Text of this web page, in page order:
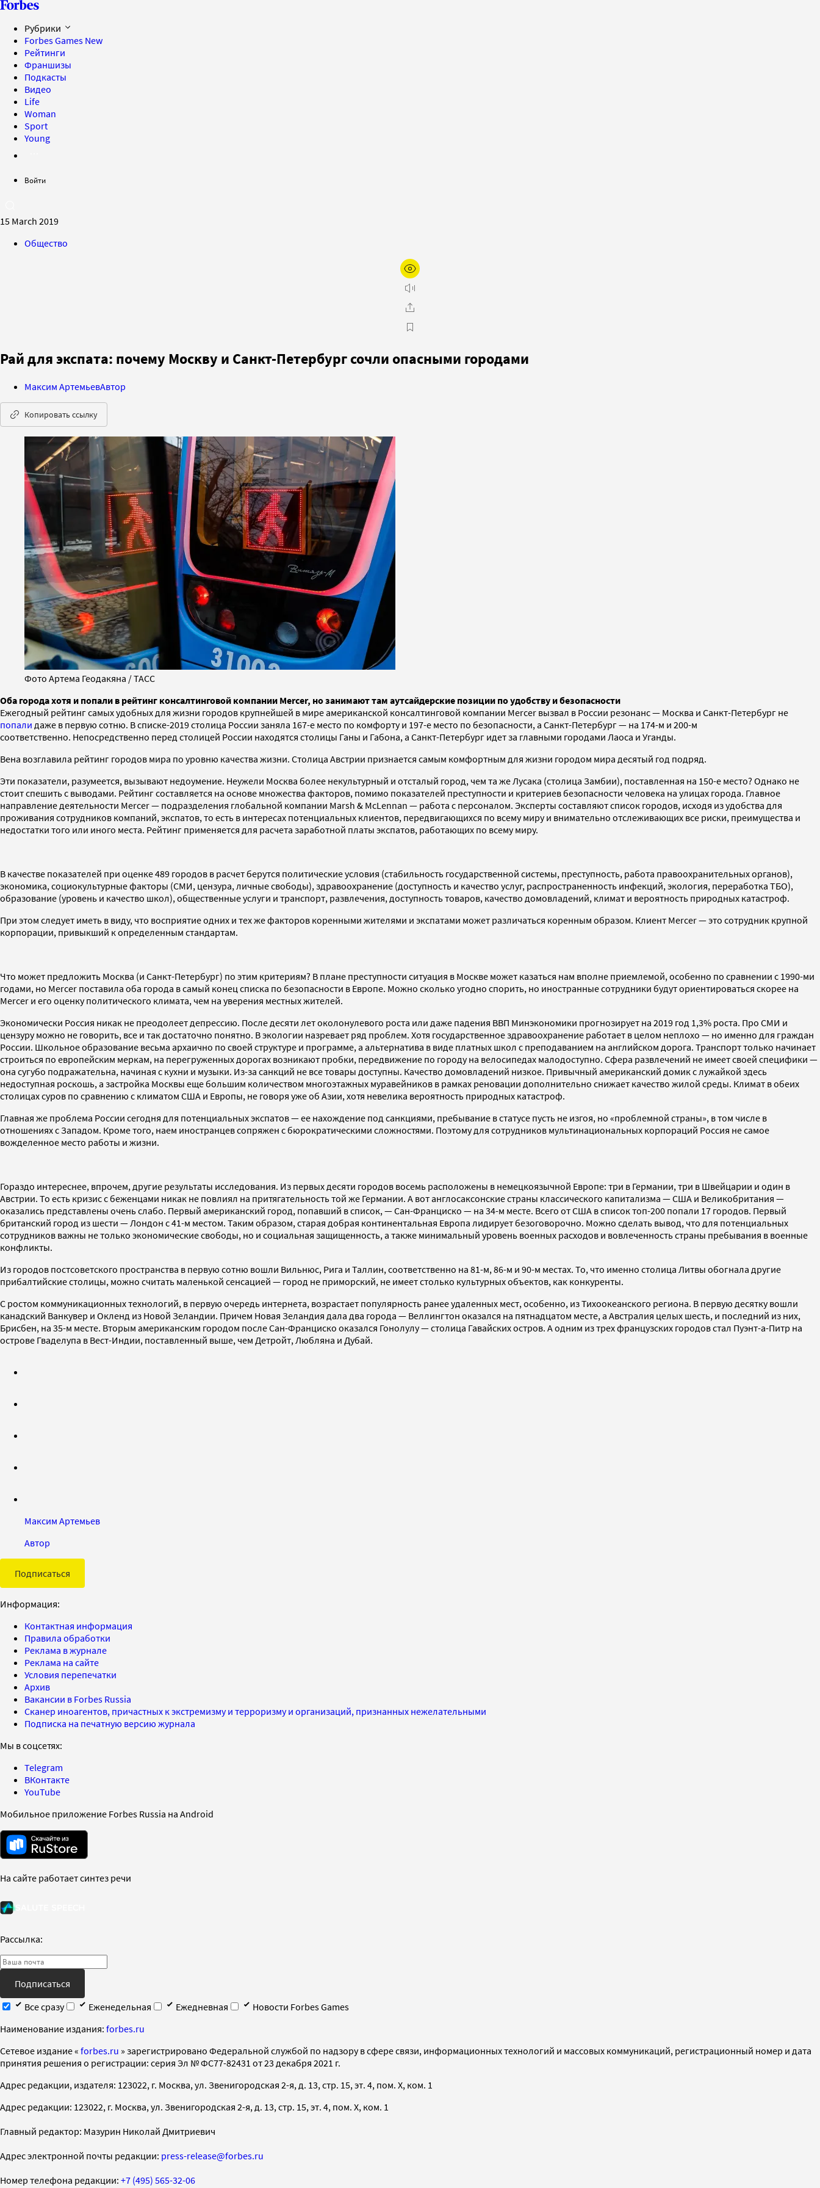
Рубрики
Forbes Games New
Рейтинги
Франшизы
Подкасты
Видео
Life
Woman
Sport
Young
Войти
15 March 2019
Общество
Рай для экспата: почему Москву и Санкт-Петербург сочли опасными городами
Максим АртемьевАвтор
Копировать ссылку
Фото Артема Геодакяна / ТАСС
Оба города хотя и попали в рейтинг консалтинговой компании Mercer, но занимают там аутсайдерские позиции по удобству и безопасности
Ежегодный рейтинг самых удобных для жизни городов крупнейшей в мире американской консалтинговой компании Mercer вызвал в России резонанс — Москва и Санкт-Петербург не
попали даже в первую сотню. В списке-2019 столица России заняла 167-е место по комфорту и 197-е место по безопасности, а Санкт-Петербург — на 174-м и 200-м
соответственно. Непосредственно перед столицей России находятся столицы Ганы и Габона, а Санкт-Петербург идет за главными городами Лаоса и Уганды.
Вена возглавила рейтинг городов мира по уровню качества жизни. Столица Австрии признается самым комфортным для жизни городом мира десятый год подряд.
Эти показатели, разумеется, вызывают недоумение. Неужели Москва более некультурный и отсталый город, чем та же Лусака (столица Замбии), поставленная на 150-е место? Однако не
стоит спешить с выводами. Рейтинг составляется на основе множества факторов, помимо показателей преступности и критериев безопасности человека на улицах города. Главное
направление деятельности Mercer — подразделения глобальной компании Marsh & McLennan — работа с персоналом. Эксперты составляют список городов, исходя из удобства для
проживания сотрудников компаний, экспатов, то есть в интересах потенциальных клиентов, передвигающихся по всему миру и внимательно отслеживающих все риски, преимущества и
недостатки того или иного места. Рейтинг применяется для расчета заработной платы экспатов, работающих по всему миру.
В качестве показателей при оценке 489 городов в расчет берутся политические условия (стабильность государственной системы, преступность, работа правоохранительных органов),
экономика, социокультурные факторы (СМИ, цензура, личные свободы), здравоохранение (доступность и качество услуг, распространенность инфекций, экология, переработка ТБО),
образование (уровень и качество школ), общественные услуги и транспорт, развлечения, доступность товаров, качество домовладений, климат и вероятность природных катастроф.
При этом следует иметь в виду, что восприятие одних и тех же факторов коренными жителями и экспатами может различаться коренным образом. Клиент Mercer — это сотрудник крупной
корпорации, привыкший к определенным стандартам.
Что может предложить Москва (и Санкт-Петербург) по этим критериям? В плане преступности ситуация в Москве может казаться нам вполне приемлемой, особенно по сравнении с 1990-ми
годами, но Mercer поставила оба города в самый конец списка по безопасности в Европе. Можно сколько угодно спорить, но иностранные сотрудники будут ориентироваться скорее на
Mercer и его оценку политического климата, чем на уверения местных жителей.
Экономически Россия никак не преодолеет депрессию. После десяти лет околонулевого роста или даже падения ВВП Минэкономики прогнозирует на 2019 год 1,3% роста. Про СМИ и
цензуру можно не говорить, все и так достаточно понятно. В экологии назревает ряд проблем. Хотя государственное здравоохранение работает в целом неплохо — но именно для граждан
России. Школьное образование весьма архаично по своей структуре и программе, а альтернатива в виде платных школ с преподаванием на английском дорога. Транспорт только начинает
строиться по европейским меркам, на перегруженных дорогах возникают пробки, передвижение по городу на велосипедах малодоступно. Сфера развлечений не имеет своей специфики —
она сугубо подражательна, начиная с кухни и музыки. Из-за санкций не все товары доступны. Качество домовладений низкое. Привычный американский домик с лужайкой здесь
недоступная роскошь, а застройка Москвы еще большим количеством многоэтажных муравейников в рамках реновации дополнительно снижает качество жилой среды. Климат в обеих
столицах суров по сравнению с климатом США и Европы, не говоря уже об Азии, хотя невелика вероятность природных катастроф.
Главная же проблема России сегодня для потенциальных экспатов — ее нахождение под санкциями, пребывание в статусе пусть не изгоя, но «проблемной страны», в том числе в
отношениях с Западом. Кроме того, наем иностранцев сопряжен с бюрократическими сложностями. Поэтому для сотрудников мультинациональных корпораций Россия не самое
вожделенное место работы и жизни.
Гораздо интереснее, впрочем, другие результаты исследования. Из первых десяти городов восемь расположены в немецкоязычной Европе: три в Германии, три в Швейцарии и один в
Австрии. То есть кризис с беженцами никак не повлиял на притягательность той же Германии. А вот англосаксонские страны классического капитализма — США и Великобритания —
оказались представлены очень слабо. Первый американский город, попавший в список, — Сан-Франциско — на 34-м месте. Всего от США в список топ-200 попали 17 городов. Первый
британский город из шести — Лондон с 41-м местом. Таким образом, старая добрая континентальная Европа лидирует безоговорочно. Можно сделать вывод, что для потенциальных
сотрудников важны не только экономические свободы, но и социальная защищенность, а также минимальный уровень военных расходов и вовлеченность страны пребывания в военные
конфликты.
Из городов постсоветского пространства в первую сотню вошли Вильнюс, Рига и Таллин, соответственно на 81-м, 86-м и 90-м местах. То, что именно столица Литвы обогнала другие
прибалтийские столицы, можно считать маленькой сенсацией — город не приморский, не имеет столько культурных объектов, как конкуренты.
С ростом коммуникационных технологий, в первую очередь интернета, возрастает популярность ранее удаленных мест, особенно, из Тихоокеанского региона. В первую десятку вошли
канадский Ванкувер и Окленд из Новой Зеландии. Причем Новая Зеландия дала два города — Веллингтон оказался на пятнадцатом месте, а Австралия целых шесть, и последний из них,
Брисбен, на 35-м месте. Вторым американским городом после Сан-Франциско оказался Гонолулу — столица Гавайских остров. А одним из трех французских городов стал Пуэнт-а-Питр на
острове Гваделупа в Вест-Индии, поставленный выше, чем Детройт, Любляна и Дубай.
Максим Артемьев
Автор
Подписаться
Информация:
Контактная информация
Правила обработки
Реклама в журнале
Реклама на сайте
Условия перепечатки
Архив
Вакансии в Forbes Russia
Сканер иноагентов, причастных к экстремизму и терроризму и организаций, признанных нежелательными
Подписка на печатную версию журнала
Мы в соцсетях:
Telegram
ВКонтакте
YouTube
Мобильное приложение Forbes Russia на Android
На сайте работает синтез речи
Рассылка:
Подписаться
Все сразу
Еженедельная Ежедневная
Новости Forbes Games
Наименование издания: forbes.ru
Cетевое издание « forbes.ru » зарегистрировано Федеральной службой по надзору в сфере связи, информационных технологий и массовых коммуникаций, регистрационный номер и дата
принятия решения о регистрации: серия Эл № ФС77-82431 от 23 декабря 2021 г.
Адрес редакции, издателя: 123022, г. Москва, ул. Звенигородская 2-я, д. 13, стр. 15, эт. 4, пом. X, ком. 1
Адрес редакции: 123022, г. Москва, ул. Звенигородская 2-я, д. 13, стр. 15, эт. 4, пом. X, ком. 1
Главный редактор: Мазурин Николай Дмитриевич
Адрес электронной почты редакции: press-release@forbes.ru
Номер телефона редакции: +7 (495) 565-32-06